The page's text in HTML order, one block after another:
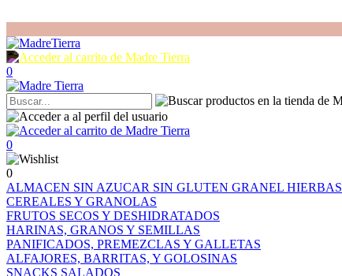
0
0
0
ALMACEN SIN AZUCAR SIN GLUTEN GRANEL HIERBAS
CEREALES Y GRANOLAS
FRUTOS SECOS Y DESHIDRATADOS
HARINAS, GRANOS Y SEMILLAS
PANIFICADOS, PREMEZCLAS Y GALLETAS
ALFAJORES, BARRITAS, Y GOLOSINAS
SNACKS SALADOS